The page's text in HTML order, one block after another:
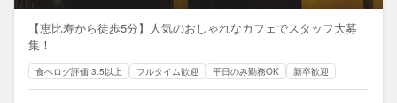
【恵比寿から徒歩5分】人気のおしゃれなカフェでスタッフ大募
集！
食べログ評価 3.5以上 フルタイム歓迎 平日のみ勤務OK 新卒歓迎